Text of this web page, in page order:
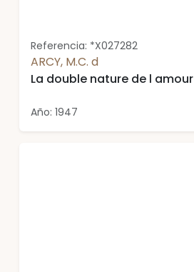
Referencia: *X027282
ARCY, M.C. d
La double nature de l amour
Año: 1947